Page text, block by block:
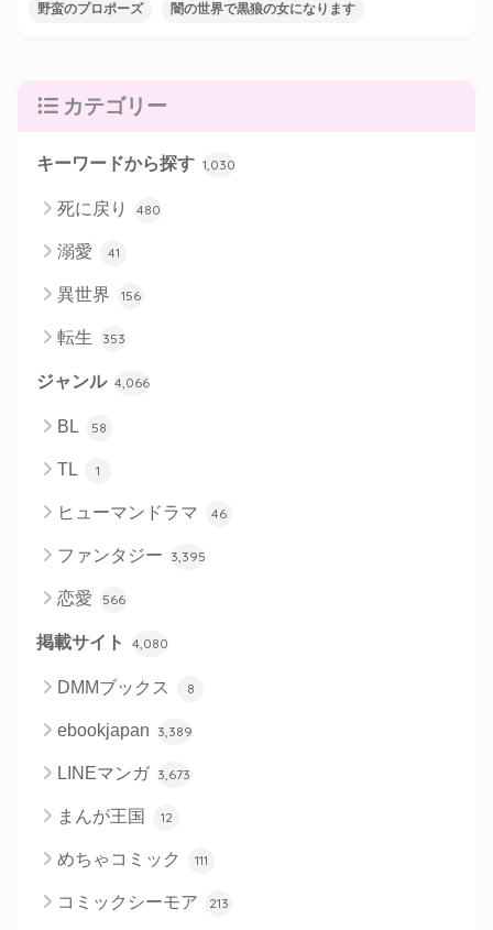
野蛮のプロポーズ 闇の世界で黒狼の女になります
カテゴリー
キーワードから探す 1,030
死に戻り 480
溺愛 41
異世界 156
転生 353
ジャンル 4,066
BL 58
TL 1
ヒューマンドラマ 46
ファンタジー 3,395
恋愛 566
掲載サイト 4,080
DMMブックス 8
ebookjapan 3,389
LINEマンガ 3,673
まんが王国 12
めちゃコミック 111
コミックシーモア 213